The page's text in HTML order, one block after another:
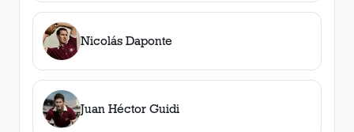
Nicolás Daponte
Juan Héctor Guidi